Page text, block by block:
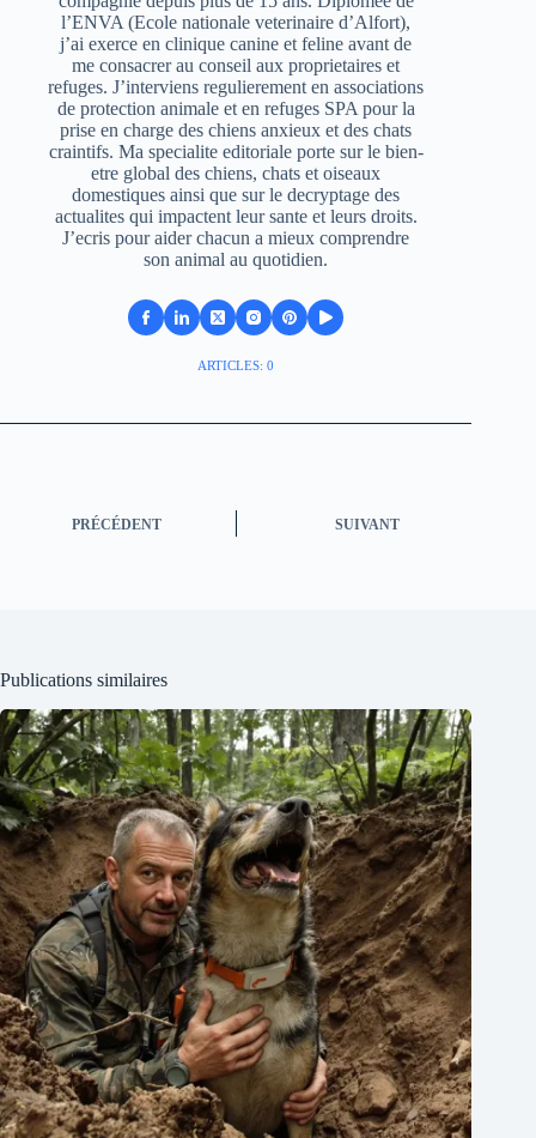
l’ENVA (Ecole nationale veterinaire d’Alfort),
j’ai exerce en clinique canine et feline avant de
me consacrer au conseil aux proprietaires et
refuges. J’interviens regulierement en associations
de protection animale et en refuges SPA pour la
prise en charge des chiens anxieux et des chats
craintifs. Ma specialite editoriale porte sur le bien-
etre global des chiens, chats et oiseaux
domestiques ainsi que sur le decryptage des
actualites qui impactent leur sante et leurs droits.
J’ecris pour aider chacun a mieux comprendre
son animal au quotidien.
ARTICLES: 0
PRÉCÉDENT SUIVANT
Publications similaires